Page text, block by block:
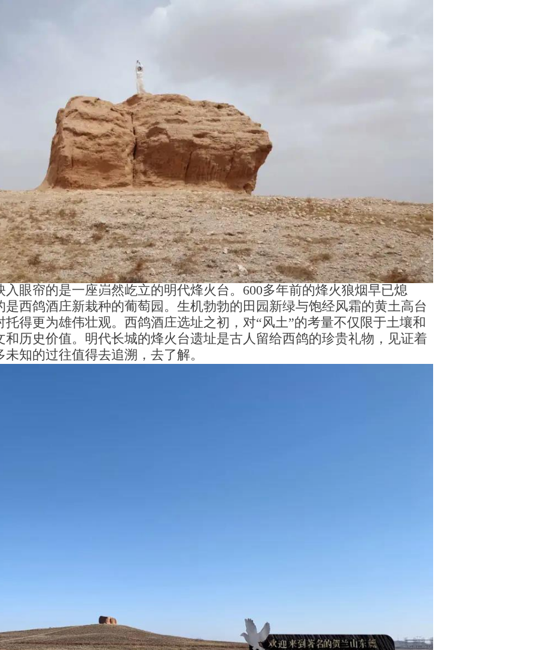
眼帘的是一座岿然屹立的明代烽火台。600多年前的烽火狼烟早已熄
西鸽酒庄新栽种的葡萄园。生机勃勃的田园新绿与饱经风霜的黄土高台
得更为雄伟壮观。西鸽酒庄选址之初，对“风土”的考量不仅限于土壤和
历史价值。明代长城的烽火台遗址是古人留给西鸽的珍贵礼物，见证着
知的过往值得去追溯，去了解。